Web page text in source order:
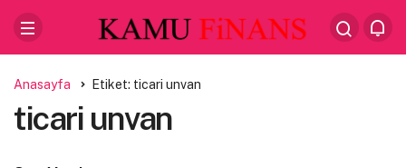
Anasayfa Etiket: ticari unvan
ticari unvan